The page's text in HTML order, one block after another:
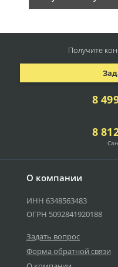
О компании
ИНН 6348563483
ОГРН 5092841920188
Задать вопрос
Форма обратной связи
8
8
Получите